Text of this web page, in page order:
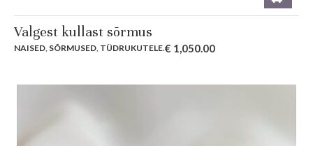
Valgest kullast sõrmus
NAISED, SÕRMUSED, TÜDRUKUTELE.€ 1,050.00